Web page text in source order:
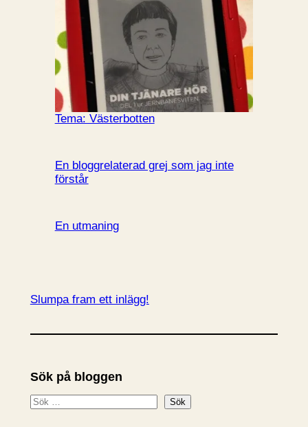
Tema: Västerbotten
En bloggrelaterad grej som jag inte
förstår
En utmaning
Slumpa fram ett inlägg!
Sök på bloggen
S
Sök